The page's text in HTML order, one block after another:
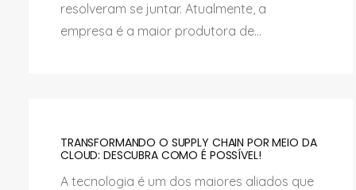
resolveram se juntar. Atualmente, a
empresa é a maior produtora de...
TRANSFORMANDO O SUPPLY CHAIN POR MEIO DA
CLOUD: DESCUBRA COMO É POSSÍVEL!
A tecnologia é um dos maiores aliados que